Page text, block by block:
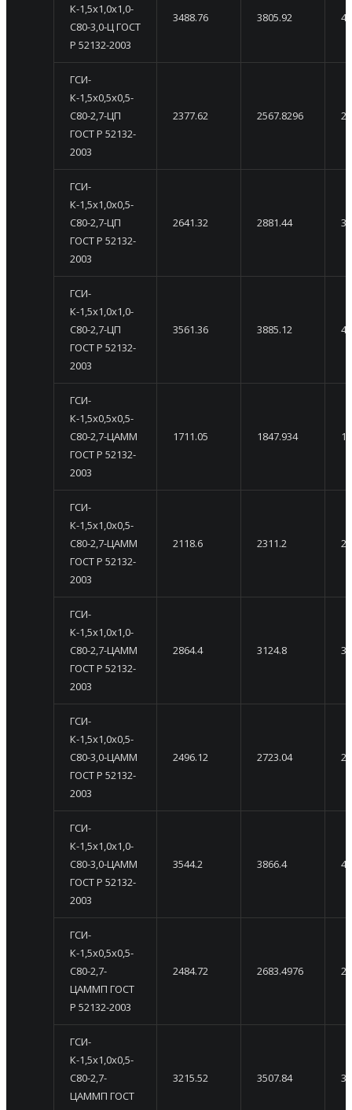
К-1,5х1,0х1,0-
С80-3,0-Ц ГОСТ
Р 52132-2003
3488.76 3805.92
ГСИ-
К-1,5х0,5х0,5-
С80-2,7-ЦП
ГОСТ Р 52132-
2003
2377.62 2567.8296
ГСИ-
К-1,5х1,0х0,5-
С80-2,7-ЦП
ГОСТ Р 52132-
2003
2641.32 2881.44
ГСИ-
К-1,5х1,0х1,0-
С80-2,7-ЦП
ГОСТ Р 52132-
2003
3561.36 3885.12
ГСИ-
К-1,5х0,5х0,5-
С80-2,7-ЦАММ
ГОСТ Р 52132-
2003
1711.05 1847.934
ГСИ-
К-1,5х1,0х0,5-
С80-2,7-ЦАММ
ГОСТ Р 52132-
2003
2118.6 2311.2
ГСИ-
К-1,5х1,0х1,0-
С80-2,7-ЦАММ
ГОСТ Р 52132-
2003
2864.4 3124.8
ГСИ-
К-1,5х1,0х0,5-
С80-3,0-ЦАММ
ГОСТ Р 52132-
2003
2496.12 2723.04
ГСИ-
К-1,5х1,0х1,0-
С80-3,0-ЦАММ
ГОСТ Р 52132-
2003
3544.2 3866.4
ГСИ-
К-1,5х0,5х0,5-
С80-2,7-
ЦАММП ГОСТ
Р 52132-2003
2484.72 2683.4976
ГСИ-
К-1,5х1,0х0,5-
С80-2,7-
ЦАММП ГОСТ
3215.52 3507.84